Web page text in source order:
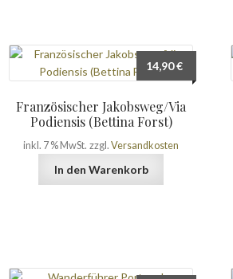
Französischer Jakobsweg/Via
Podiensis (Bettina Forst)
14,90€
inkl. 7 % MwSt. zzgl.Versandkosten
In den Warenkorb